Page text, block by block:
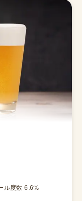
ル度数 6.6%